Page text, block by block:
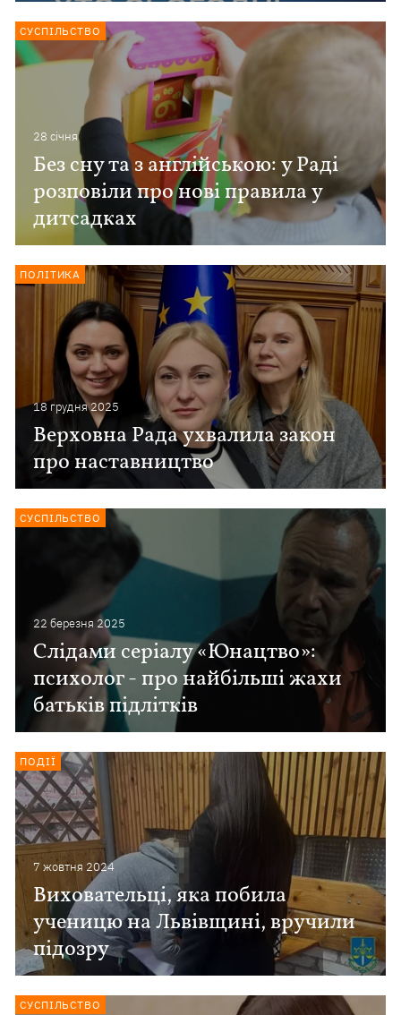
28 сiчня
Без сну та з англійською: у Раді
розповіли про нові правила у
дитсадках
СУСПІЛЬСТВО
18 грудня 2025
Верховна Рада ухвалила закон
про наставництво
ПОЛІТИКА
22 березня 2025
Слідами серіалу «Юнацтво»:
психолог - про найбільші жахи
батьків підлітків
СУСПІЛЬСТВО
7 жовтня 2024
Виховательці, яка побила
ученицю на Львівщині, вручили
підозру
ПОДІЇ
СУСПІЛЬСТВО